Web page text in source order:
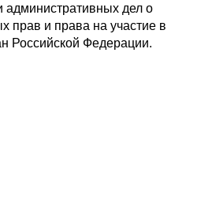
административных дел о
прав и права на участие в
Российской Федерации.